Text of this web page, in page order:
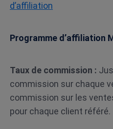
d’affiliation
Programme d’affiliation
Taux de commission :
commission sur chaque
commission sur les
pour chaque client référé.